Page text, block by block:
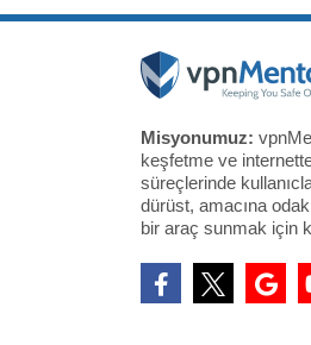
Misyonumuz:
keşfetme ve
süreçlerinde
dürüst, amacına
bir araç sunmak için